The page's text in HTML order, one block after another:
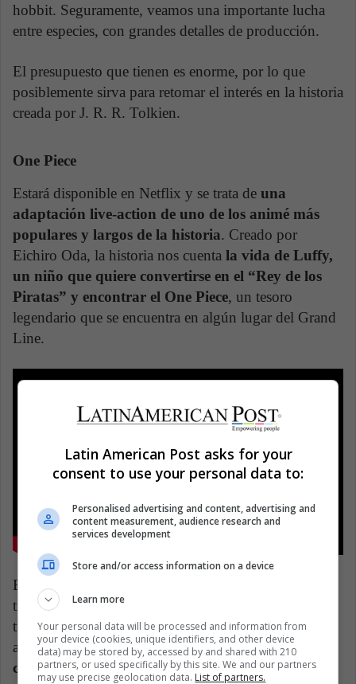
hobbit. Seguramente, veamos una importante lucha
entre especies, con grandes detalles de producción.
El presupuesto que tienen es enorme, por lo que
posiblemente sirva para retomar el interés en la historia
creada por J. R. R. Tolkien.
One Piece
Estará disponible en Netflix y se trata de una
adaptación live-action de uno de los animé más
populares y largos de la historia. Creado por
Eichiro Oda, la historia nos cuenta la vida de Luffy,
un niño que quiere convertirse en el “Rey de los
Piratas” y encontrar el One Piece, un tesoro
legendario que se encuentra en algún lugar del Grand
Line.
Esa ruta estará llena de peligros, con enemigos que
tienen muchos poderes sobrenaturales que obtienen a
través de las Frutas del Diablo. Por lo tanto, es una
adaptación muy esperada, perotambién
controversial, ya que es una serie que cuenta con
Latin American Post asks for your
consent to use your personal data to:
Personalised advertising and content, advertising and
content measurement, audience research and
services development
Store and/or access information on a device
Learn more
Your personal data will be processed and information from
your device (cookies, unique identifiers, and other device
data) may be stored by, accessed by and shared with 210
partners, or used specifically by this site. We and our partners
may use precise geolocation data. List of partners.